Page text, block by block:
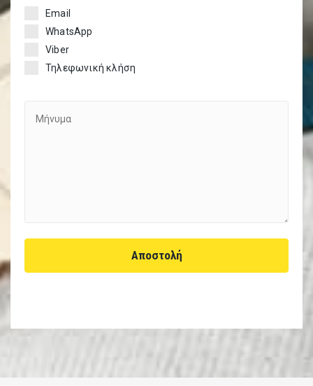
Email
WhatsApp
Viber
Τηλεφωνική κλήση
Αποστολή